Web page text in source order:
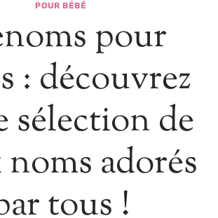
POUR BÉBÉ
pour
: découvrez
sélection de
adorés
tous !